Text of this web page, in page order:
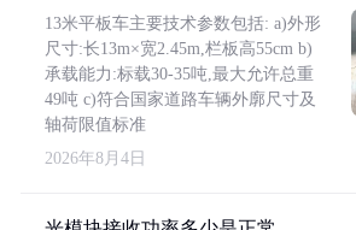
13米平板车主要技术参数包括: a)外形
尺寸:长13m×宽2.45m,栏板高55cm b)
承载能力:标载30-35吨,最大允许总重
49吨 c)符合国家道路车辆外廓尺寸及
轴荷限值标准
2026年8月4日